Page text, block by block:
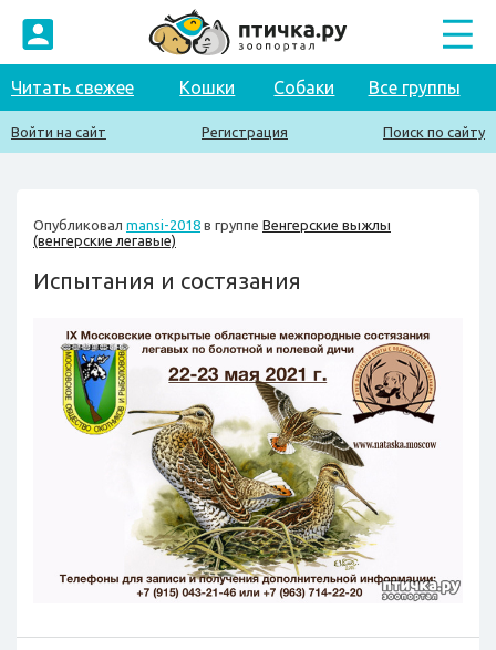
Читать свежее Кошки Собаки Все группы
Войти на сайт Регистрация Поиск по сайту
Опубликовал mansi-2018 в группе Венгерские выжлы
(венгерские легавые)
Испытания и состязания